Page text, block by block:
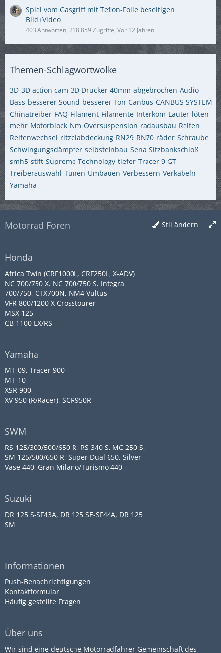
Spiel vom Gasgriff mit Teflon-Folie beseitigen
Bild+Video
403 Antworten, 218.859 Zugriffe, Vor 12 Jahren
Themen-Schlagwortwolke
3D 3D action cam 3D Drucker 40mm abgebrochen Audio
Bass besserer Sound besserer Ton Canbus CANBUS-SYSTEM
Chinatreiber FAQ Filament Filamente Interkom Lauter löten
mehr Motorblock Nm Oversuspension radausbau Reifen
Reifenwechsel ritzelabdeckung RN29 RN70 räder Schraube
Schwingungsdämpfer selbsteinbau Sena Sitzbankschloß
smh5 stift Supreme Technology tiefer Tracer 9 GT
Treiberauswahl Tunen Umbauen Verbessern Verkabeln
Yamaha
Stil ändern
Motorrad Foren
Honda
Africa Twin (CRF1000L, CRF250L, X-ADV)
NC 700/750 X, NC 700/750 S, Integra
700/750, CTX700N, NM4 Vultus
VFR 800/1200 X Crosstourer
MSX 125
CB 1100 EX/RS
Yamaha
MT-09, Tracer 900
MT-10
XSR 900
XV 950 (R/Racer), SCR950R
SWM
RS 125/300/500/650 R, RS 340 S, MC 250 S,
SM 125/500/650 R, Super Dual 650, Silver
Vase 440, Gran Milano/Turismo 440
Suzuki
DR 125 S-SF43A, DR 125 SE-SF44A, DR 125
SM
Informationen
Push-Benachrichtigungen
Kontaktformular
Häufig gestellte Fragen
Über uns
Wir sind eine deutsche Motorradfahrer Gemeinschaft des